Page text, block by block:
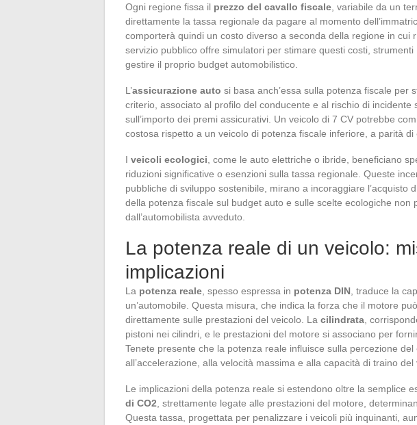
Ogni regione fissa il prezzo del cavallo fiscale , variabile da un
direttamente la tassa regionale da pagare al momento
comporterà quindi un costo diverso a seconda della regione in cui
servizio pubblico offre simulatori per stimare questi costi,
gestire il proprio budget automobilistico.
L’assicurazione auto si basa anch’essa sulla potenza fiscale per
criterio, associato al profilo del conducente e al rischio di incidente
sull’importo dei premi assicurativi. Un veicolo di 7 CV potrebbe
costosa rispetto a un veicolo di potenza fiscale inferiore, a parità di
I veicoli ecologici , come le auto elettriche o ibride, beneficiano
riduzioni significative o esenzioni sulla tassa regionale. Queste
pubbliche di sviluppo sostenibile, mirano a incoraggiare l’acquisto
della potenza fiscale sul budget auto e sulle scelte ecologiche non
dall’automobilista avveduto.
La potenza reale di un veicolo:
implicazioni
La potenza reale , spesso espressa in potenza DIN , traduce la
un’automobile. Questa misura, che indica la forza che il motore
direttamente sulle prestazioni del veicolo. La cilindrata ,
pistoni nei cilindri, e le prestazioni del motore si associano per
Tenete presente che la potenza reale influisce sulla percezione
all’accelerazione, alla velocità massima e alla capacità di traino del
Le implicazioni della potenza reale si estendono oltre la semplice
di CO2 , strettamente legate alle prestazioni del motore,
Questa tassa, progettata per penalizzare i veicoli più inquinanti,